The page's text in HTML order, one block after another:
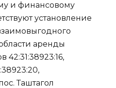
и финансовому
установление
аренды
42:31:38923:16,
Таштагол